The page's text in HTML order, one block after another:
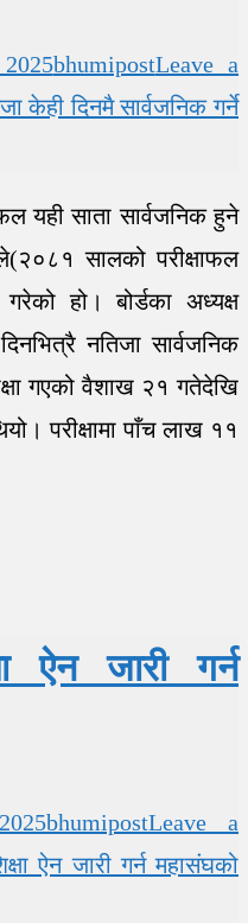
bhumipostLeave a
केही दिनमै सार्वजनिक गर्ने
यही साता सार्वजनिक हुने
सालको परीक्षाफल
हो। बोर्डका अध्यक्ष
नतिजा सार्वजनिक
गएको वैशाख २१ गतेदेखि
परीक्षामा पाँच लाख ११
ऐन जारी गर्न
bhumipostLeave a
ऐन जारी गर्न महासंघको